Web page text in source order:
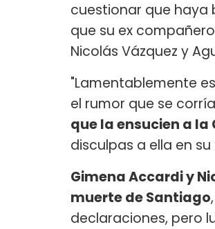
cuestionar que haya
que su ex
Nicolás Vázquez y
"Lamentablemente
el rumor que se
que la ensucien a la
disculpas a ella en
Gimena Accardi y
muerte de Santiago
declaraciones, pero